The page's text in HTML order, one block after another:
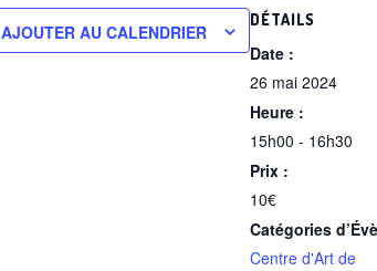
AJOUTER AU CALENDRIER
DÉTAILS
Date :
26 mai 2024
Heure :
15h00 - 16h30
Prix :
10€
Catégories
Centre d'Art de